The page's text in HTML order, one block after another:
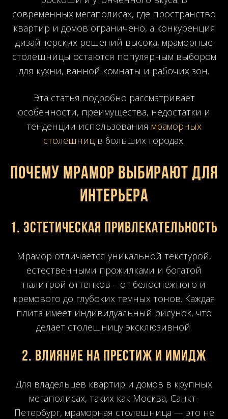
современных мегаполисах, где пространство
квартир и домов ограничено, а конкуренция
дизайнерских решений высока, мраморные
столешницы остаются популярным выбором
для кухни, ванной комнаты и рабочих зон.
Эта статья подробно рассматривает
особенности, преимущества, недостатки и
тенденции использования мраморных
столешниц в больших городах.
Почему мрамор выбирают для
интерьера
1. Эстетическая привлекательность
Мрамор отличается уникальной текстурой,
естественными прожилками и богатой
палитрой оттенков – от белоснежного и
кремового до глубоких темных тонов. Каждая
плита имеет индивидуальный рисунок, что
делает столешницу эксклюзивной.
2. Влияние на престиж и имидж
Для владельцев квартир и домов в крупных
мегаполисах, таких как Москва, Санкт-
Петербург, мраморная столешница — это не